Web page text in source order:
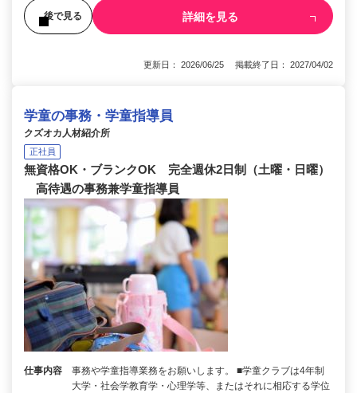
後で見る 詳細を見る
更新日： 2026/06/25 掲載終了日： 2027/04/02
学童の事務・学童指導員
クズオカ人材紹介所
正社員
無資格OK・ブランクOK 完全週休2日制（土曜・日曜）
高待遇の事務兼学童指導員
仕事内容
事務や学童指導業務をお願いします。 ■学童クラブは4年制
大学・社会学教育学・心理学等、またはそれに相応する学位